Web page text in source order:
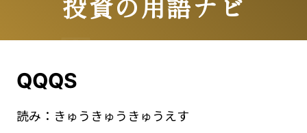
Terms
QQQS
読み： きゅうきゅうきゅうえす